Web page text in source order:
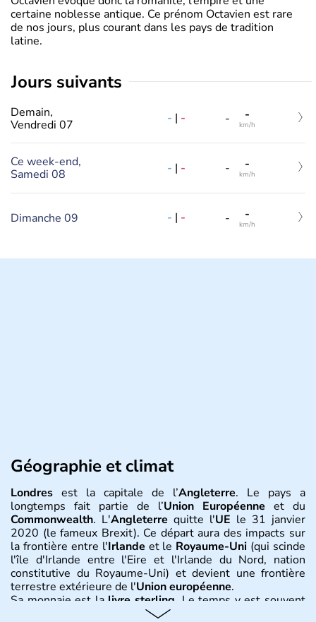
certaine noblesse antique. Ce prénom Octavien est rare
de nos jours, plus courant dans les pays de tradition
latine.
jours suivants
Demain,
Vendredi 07
- | - - -
km/h
Ce week-end,
Samedi 08
- | - - -
km/h
Dimanche 09 - | - - -
km/h
Géographie et climat
Londres est la capitale de l’Angleterre. Le pays a
longtemps fait partie de l’Union Européenne et du
Commonwealth. L'Angleterre quitte l'UE le 31 janvier
2020 (le fameux Brexit). Ce départ aura des impacts sur
la frontière entre l'Irlande et le Royaume-Uni (qui scinde
l'île d'Irlande entre l'Eire et l'Irlande du Nord, nation
constitutive du Royaume-Uni) et devient une frontière
terrestre extérieure de l'Union européenne.
Sa monnaie est lalivre sterling . Le temps y est souvent
instable avec de nombreuses précipitations : il s’agit d’un